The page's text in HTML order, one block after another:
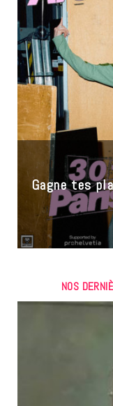
Gagne tes
NOS